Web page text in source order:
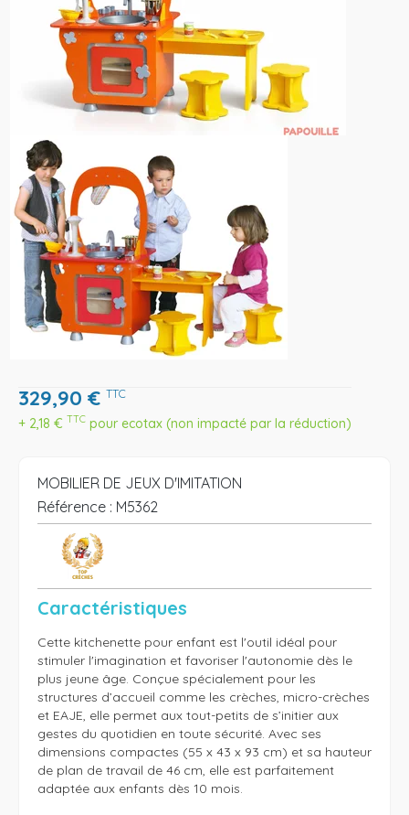
329,90 € TTC
+ 2,18 € TTC pour ecotax (non impacté par la réduction)
MOBILIER DE JEUX D'IMITATION
Référence : M5362
Caractéristiques
Cette kitchenette pour enfant est l'outil idéal pour
stimuler l'imagination et favoriser l'autonomie dès le
plus jeune âge. Conçue spécialement pour les
structures d’accueil comme les crèches, micro-crèches
et EAJE, elle permet aux tout-petits de s’initier aux
gestes du quotidien en toute sécurité. Avec ses
dimensions compactes (55 x 43 x 93 cm) et sa hauteur
de plan de travail de 46 cm, elle est parfaitement
adaptée aux enfants dès 10 mois.